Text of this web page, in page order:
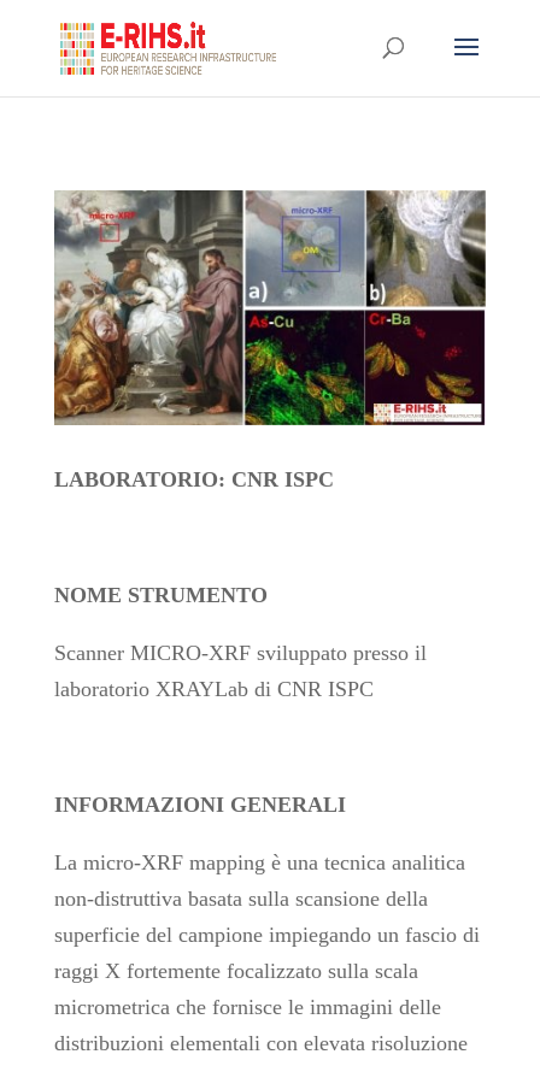
LABORATORIO: CNR ISPC
NOME STRUMENTO
Scanner MICRO-XRF sviluppato presso il
laboratorio XRAYLab di CNR ISPC
INFORMAZIONI GENERALI
La micro-XRF mapping è una tecnica analitica
non-distruttiva basata sulla scansione della
superficie del campione impiegando un fascio di
raggi X fortemente focalizzato sulla scala
micrometrica che fornisce le immagini delle
distribuzioni elementali con elevata risoluzione